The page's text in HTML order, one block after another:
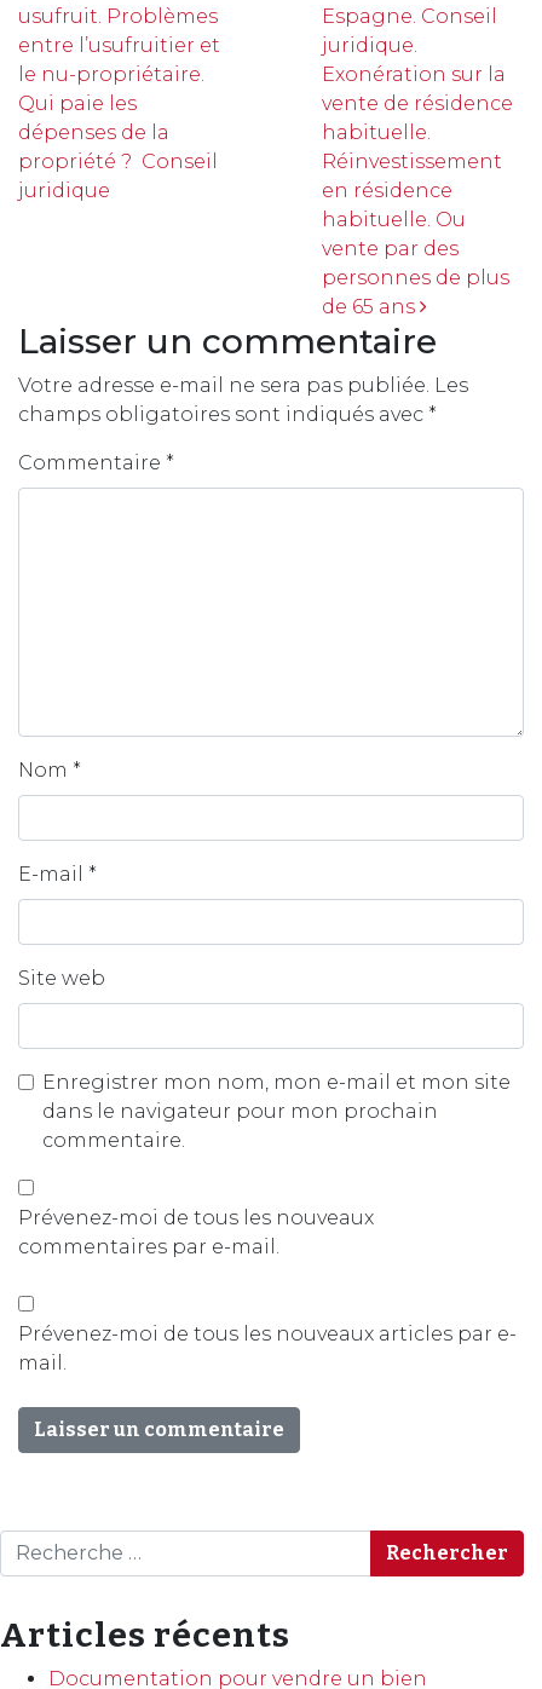
usufruit. Problèmes
entre l’usufruitier et
le nu-propriétaire.
Qui paie les
dépenses de la
propriété ? Conseil
juridique
Espagne. Conseil
juridique.
Exonération sur la
vente de résidence
habituelle.
Réinvestissement
en résidence
habituelle. Ou
vente par des
personnes de plus
de 65 ans
Laisser un commentaire
Votre adresse e-mail ne sera pas publiée. Les
champs obligatoires sont indiqués avec *
Commentaire *
Nom *
E-mail *
Site web
Enregistrer mon nom, mon e-mail et mon site
dans le navigateur pour mon prochain
commentaire.
Prévenez-moi de tous les nouveaux
commentaires par e-mail.
Prévenez-moi de tous les nouveaux articles par e-
mail.
Rechercher
Articles récents
Documentation pour vendre un bien